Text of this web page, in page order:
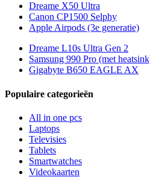
Dreame X50 Ultra
Canon CP1500 Selphy
Apple Airpods (3e generatie)
Dreame L10s Ultra Gen 2
Samsung 990 Pro (met
Gigabyte B650 EAGLE AX
Populaire categorieën
All in one pcs
Laptops
Televisies
Tablets
Smartwatches
Videokaarten